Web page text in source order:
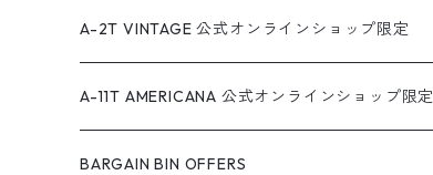
A-2T VINTAGE 公式オンラインショップ限定
A-11T AMERICANA 公式オンラインショップ限定
BARGAIN BIN OFFERS